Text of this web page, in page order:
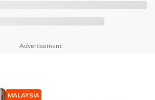
Advertisement
MALAYSIA